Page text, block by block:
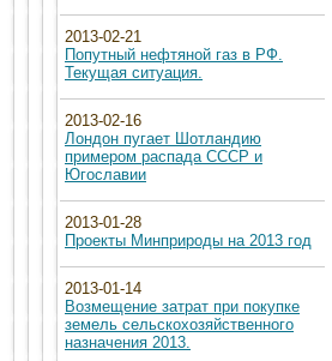
2013-02-21
Попутный нефтяной газ в РФ.
Текущая ситуация.
2013-02-16
Лондон пугает Шотландию
примером распада СССР и
Югославии
2013-01-28
Проекты Минприроды на 2013 год
2013-01-14
Возмещение затрат при покупке
земель сельскохозяйственного
назначения 2013.